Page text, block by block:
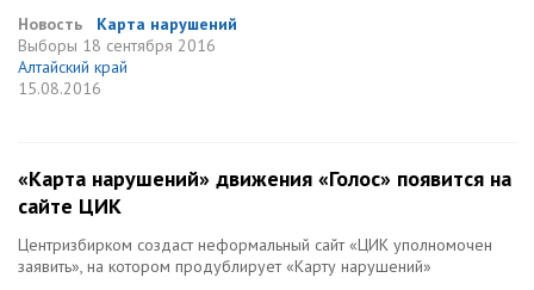
Новость
Карта нарушений
Выборы 18 сентября 2016
Алтайский край
15.08.2016
«Карта нарушений» движения «Голос» появится на
сайте ЦИК
Центризбирком создаст неформальный сайт «ЦИК уполномочен
заявить», на котором продублирует «Карту нарушений»